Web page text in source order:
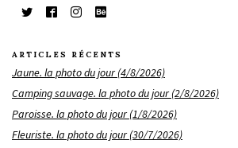
ARTICLES RÉCENTS
Jaune. la photo du jour (4/8/2026)
Camping sauvage. la photo du jour (2/8/2026)
Paroisse. la photo du jour (1/8/2026)
Fleuriste. la photo du jour (30/7/2026)